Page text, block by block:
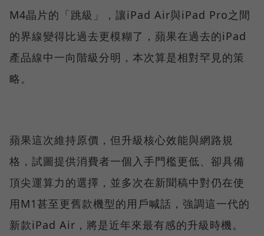
M4晶片的「跳級」，讓iPad Air與iPad Pro之間
的界線變得比過去更模糊了，蘋果在過去的iPad
產品線中一向階級分明，本次算是相對罕見的策
略。
蘋果這次維持原價，但升級核心效能與網路規
格，試圖提供消費者一個入手門檻更低、卻具備
頂尖運算力的選擇，並多次在新聞稿中對仍在使
用M1甚至更舊款機型的用戶喊話，強調這一代的
新款iPad Air，將是近年來最有感的升級時機。